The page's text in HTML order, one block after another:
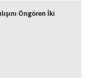
Öngören İki